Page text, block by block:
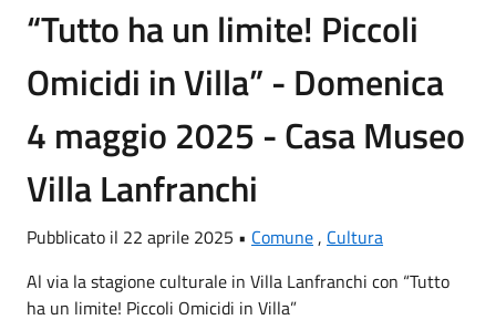
“Tutto ha un limite! Piccoli
Omicidi in Villa” - Domenica
4 maggio 2025 - Casa Museo
Villa Lanfranchi
Pubblicato il 22 aprile 2025 • Comune , Cultura
Al via la stagione culturale in Villa Lanfranchi con “Tutto
ha un limite! Piccoli Omicidi in Villa”